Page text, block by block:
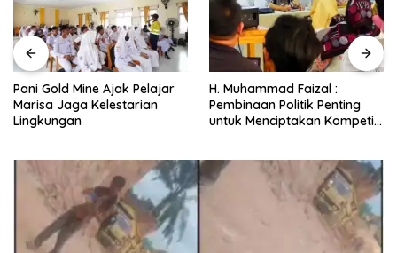
H. Muhammad Faizal :
Pembinaan Politik Penting
untuk Menciptakan Kompetisi
Sekda Pohuwato Buka
Pelatihan Operator Truk Pani
Gold Mine